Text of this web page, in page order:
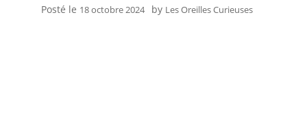
Posté le 18 octobre 2024 by Les Oreilles Curieuses